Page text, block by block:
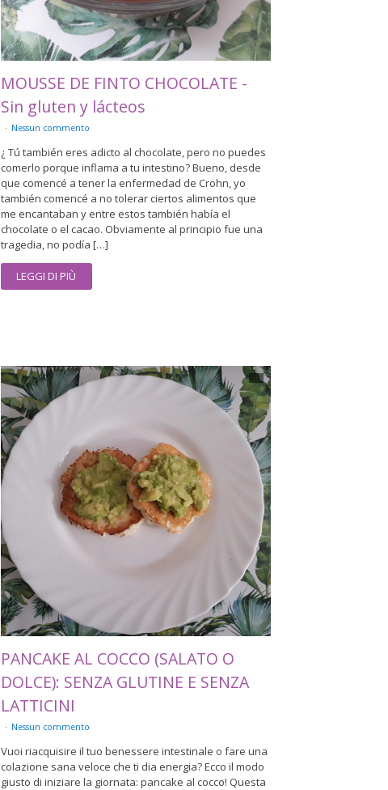
MOUSSE DE FINTO CHOCOLATE -
Sin gluten y lácteos
Nessun commento
¿ Tú también eres adicto al chocolate, pero no puedes
comerlo porque inflama a tu intestino? Bueno, desde
que comencé a tener la enfermedad de Crohn, yo
también comencé a no tolerar ciertos alimentos que
me encantaban y entre estos también había el
chocolate o el cacao. Obviamente al principio fue una
tragedia, no podía […]
LEGGI DI PIÙ
PANCAKE AL COCCO (SALATO O
DOLCE): SENZA GLUTINE E SENZA
LATTICINI
Nessun commento
Vuoi riacquisire il tuo benessere intestinale o fare una
colazione sana veloce che ti dia energia? Ecco il modo
giusto di iniziare la giornata: pancake al cocco! Questa